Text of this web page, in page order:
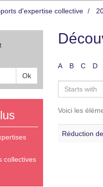
d'expertise collective
Ok
collectives
A B C D
Voici les
Réduction